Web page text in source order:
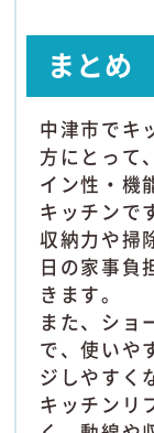
まとめ
中津市でキ
方にとって
イン性・機
キッチンで
収納力や掃
日の家事負
きます。
また、ショ
で、使いや
ジしやすく
キッチンリ